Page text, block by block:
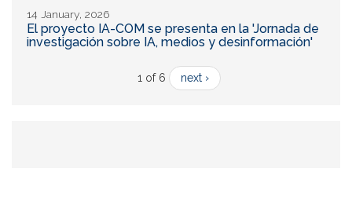
14 January, 2026
El proyecto IA-COM se presenta en la 'Jornada de
investigación sobre IA, medios y desinformación'
1 of 6 next ›